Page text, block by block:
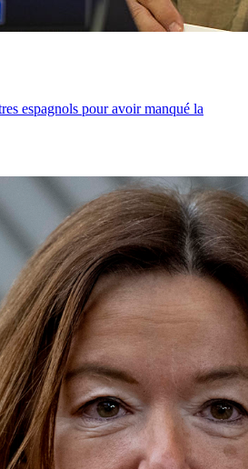
espagnols pour avoir manqué la